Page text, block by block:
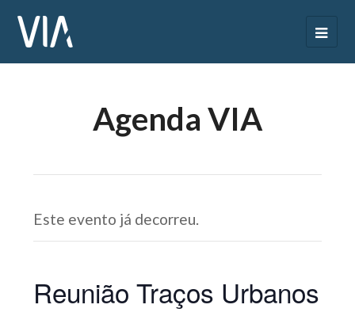
Agenda VIA
Este evento já decorreu.
Reunião Traços Urbanos